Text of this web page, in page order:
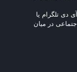
دی تلگرام یا
در میان